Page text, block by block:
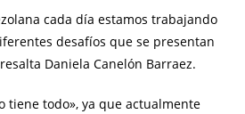
cada día estamos trabajando
desafíos que se presentan
Daniela Canelón Barraez.
tiene todo», ya que actualmente